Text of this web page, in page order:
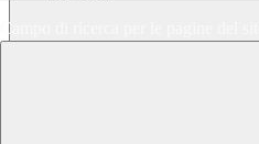
Campo di ricerca per le pagine del sito